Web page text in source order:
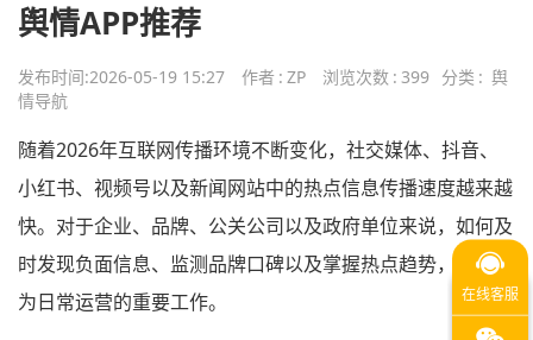
舆情APP推荐
发布时间:2026-05-19 15:27 作者 : ZP 浏览次数 : 399 分类 : 舆
情导航
随着2026年互联网传播环境不断变化，社交媒体、抖音、
小红书、视频号以及新闻网站中的热点信息传播速度越来越
快。对于企业、品牌、公关公司以及政府单位来说，如何及
时发现负面信息、监测品牌口碑以及掌握热点趋势，已经成
为日常运营的重要工作。